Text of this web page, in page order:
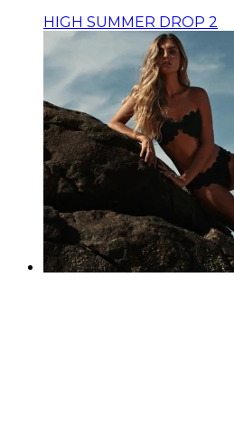
HIGH SUMMER DROP 2